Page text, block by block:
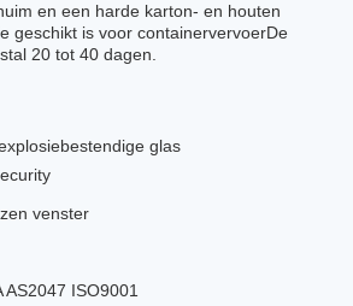
en een harde karton- en houten
geschikt is voor containervervoerDe
20 tot 40 dagen.
glas
venster
AS2047 ISO9001